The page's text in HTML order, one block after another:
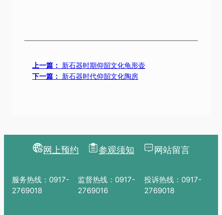
上一篇： 新石器时期仰韶文化龟形壶
下一篇： 新石器时代仰韶文化陶房
网上预约 参观须知 网站留言
服务热线：0917-
2769018
监督热线：0917-
2769016
投诉热线：0917-
2769018